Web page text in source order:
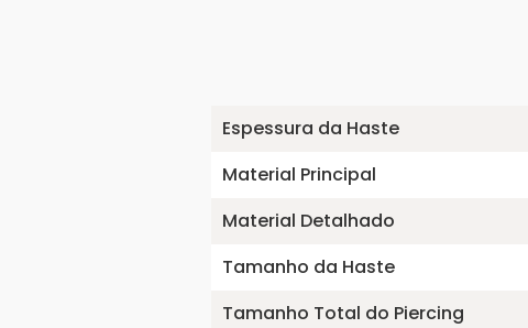
Espessura da Haste
Material Principal
Material Detalhado
Tamanho da Haste
Tamanho Total do Piercing